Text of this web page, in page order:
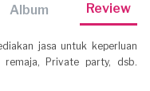
Album Review
jasa untuk keperluan
Private party, dsb.